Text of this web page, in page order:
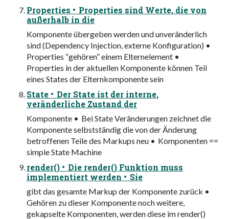
Properties • Properties sind Werte, die von
außerhalb in die
Komponente übergeben werden und unveränderlich
sind (Dependency Injection, externe Konfiguration) •
Properties “gehören” einem Elternelement •
Properties in der aktuellen Komponente können Teil
eines States der Elternkomponente sein
State • Der State ist der interne,
veränderliche Zustand der
Komponente • Bei State Veränderungen zeichnet die
Komponente selbstständig die von der Änderung
betroffenen Teile des Markups neu • Komponenten ==
simple State Machine
render() • Die render() Funktion muss
implementiert werden • Sie
gibt das gesamte Markup der Komponente zurück •
Gehören zu dieser Komponente noch weitere,
gekapselte Komponenten, werden diese im render()